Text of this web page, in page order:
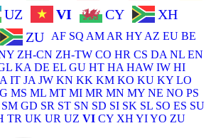
UZ VI CY
XH
ZU AF SQ AM AR HY AZ EU BE
ZH-CN ZH-TW CO HR CS DA NL EN
KA DE EL GU HT HA HAW IW HI
IT JA JW KN KK KM KO KU KY LO
MS ML MT MI MR MN MY NE NO PS
SM GD SR ST SN SD SI SK SL SO ES SU
TR UK UR UZ VI CY XH YIYO ZU